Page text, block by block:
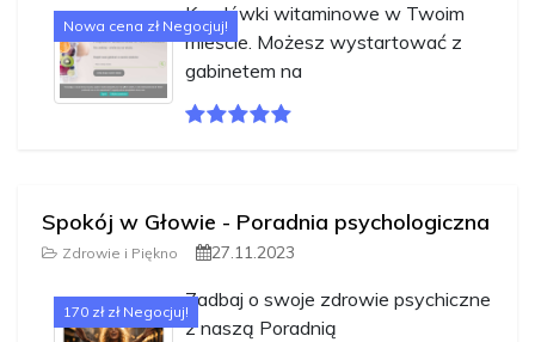
Nowa cena zł Negocjuj!
Kroplówki witaminowe w Twoim
mieście. Możesz wystartować z
gabinetem na
Spokój w Głowie - Poradnia psychologiczna
Zdrowie i Piękno 27.11.2023
170 zł zł Negocjuj!
Zadbaj o swoje zdrowie psychiczne
z naszą Poradnią